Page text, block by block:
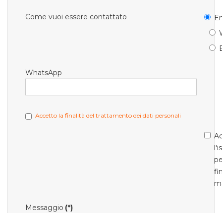
Come vuoi essere contattato
WhatsApp
Accetto la finalità del trattamento dei dati personali
Messaggio (*)